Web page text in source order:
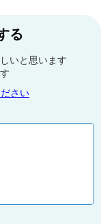
る
いと思います
さい